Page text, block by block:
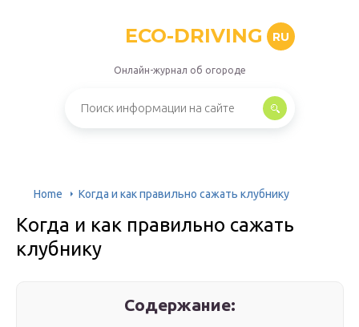
ECO-DRIVING RU
Онлайн-журнал об огороде
Home Когда и как правильно сажать клубнику
Когда и как правильно сажать
клубнику
Содержание: